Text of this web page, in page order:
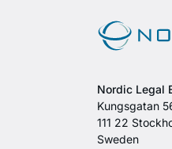
Nordic Legal
Kungsgatan
111 22
Sweden